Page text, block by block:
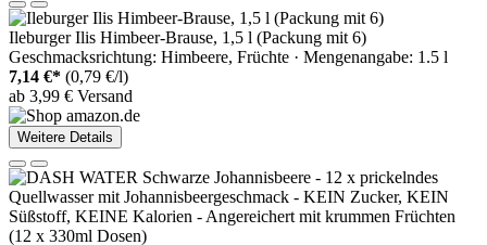
Ileburger Ilis Himbeer-Brause, 1,5 l (Packung mit 6)
Geschmacksrichtung: Himbeere, Früchte · Mengenangabe: 1.5 l
7,14 €* (0,79 €/l)
ab 3,99 € Versand
Weitere Details